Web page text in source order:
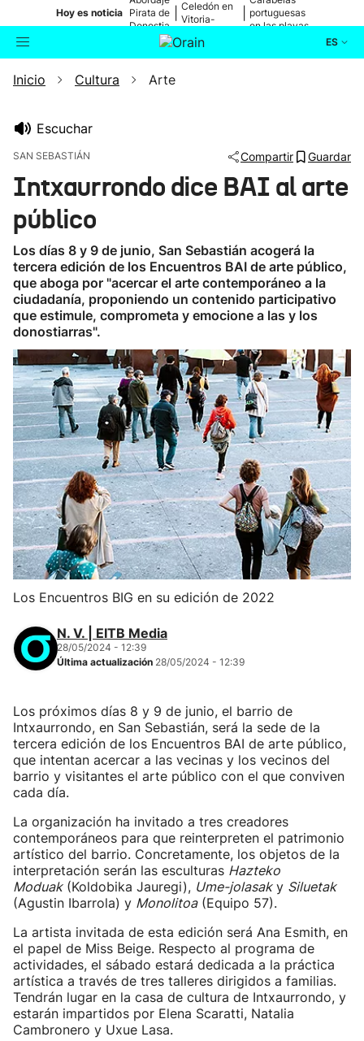
Hoy es noticia Pirata de
Donostia
Celedón en
Vitoria-
portuguesas
en las playas
ES
Buscador Actualidad
Eguraldia
Inicio Cultura Arte
Escuchar
SAN SEBASTIÁN Compartir Guardar
Intxaurrondo dice BAI al arte
público
Los días 8 y 9 de junio, San Sebastián acogerá la
tercera edición de los Encuentros BAI de arte público,
que aboga por "acercar el arte contemporáneo a la
ciudadanía, proponiendo un contenido participativo
que estimule, comprometa y emocione a las y los
donostiarras".
Los Encuentros BIG en su edición de 2022
N. V. | EITB Media
28/05/2024 - 12:39
Última actualización 28/05/2024 - 12:39
Los próximos días 8 y 9 de junio, el barrio de
Intxaurrondo, en San Sebastián, será la sede de la
tercera edición de los Encuentros BAI de arte público,
que intentan acercar a las vecinas y los vecinos del
barrio y visitantes el arte público con el que conviven
cada día.
La organización ha invitado a tres creadores
contemporáneos para que reinterpreten el patrimonio
artístico del barrio. Concretamente, los objetos de la
interpretación serán las esculturas Hazteko
Moduak(Koldobika Jauregi), Ume-jolasaky Siluetak
(Agustin Ibarrola) y Monolitoa(Equipo 57).
La artista invitada de esta edición será Ana Esmith, en
el papel de Miss Beige. Respecto al programa de
actividades, el sábado estará dedicada a la práctica
artística a través de tres talleres dirigidos a familias.
Tendrán lugar en la casa de cultura de Intxaurrondo, y
estarán impartidos por Elena Scaratti, Natalia
Cambronero y Uxue Lasa.